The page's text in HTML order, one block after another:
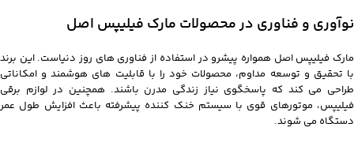
نوآوری و فناوری در محصولات مارک فیلیپس اصل
مارک فیلیپس اصل همواره پیشرو در استفاده از فناوری های روز دنیاست. این برند
با تحقیق و توسعه مداوم، محصولات خود را با قابلیت های هوشمند و امکاناتی
طراحی می کند که پاسخگوی نیاز زندگی مدرن باشند. همچنین در لوازم برقی
فیلیپس، موتورهای قوی با سیستم خنک کننده پیشرفته باعث افزایش طول عمر
دستگاه می شوند.